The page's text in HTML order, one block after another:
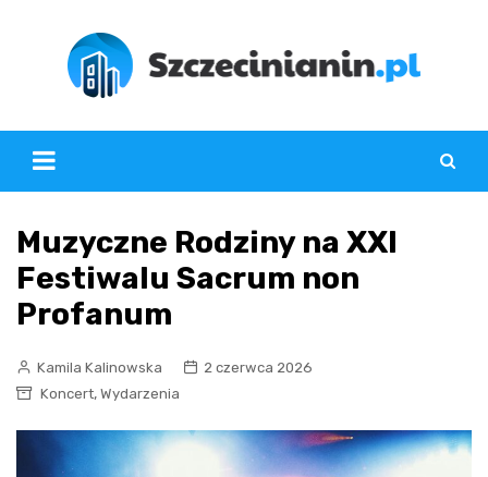
Muzyczne Rodziny na XXI
Festiwalu Sacrum non
Profanum
Kamila Kalinowska
2 czerwca 2026
Koncert, Wydarzenia